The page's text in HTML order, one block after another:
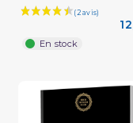
En stock